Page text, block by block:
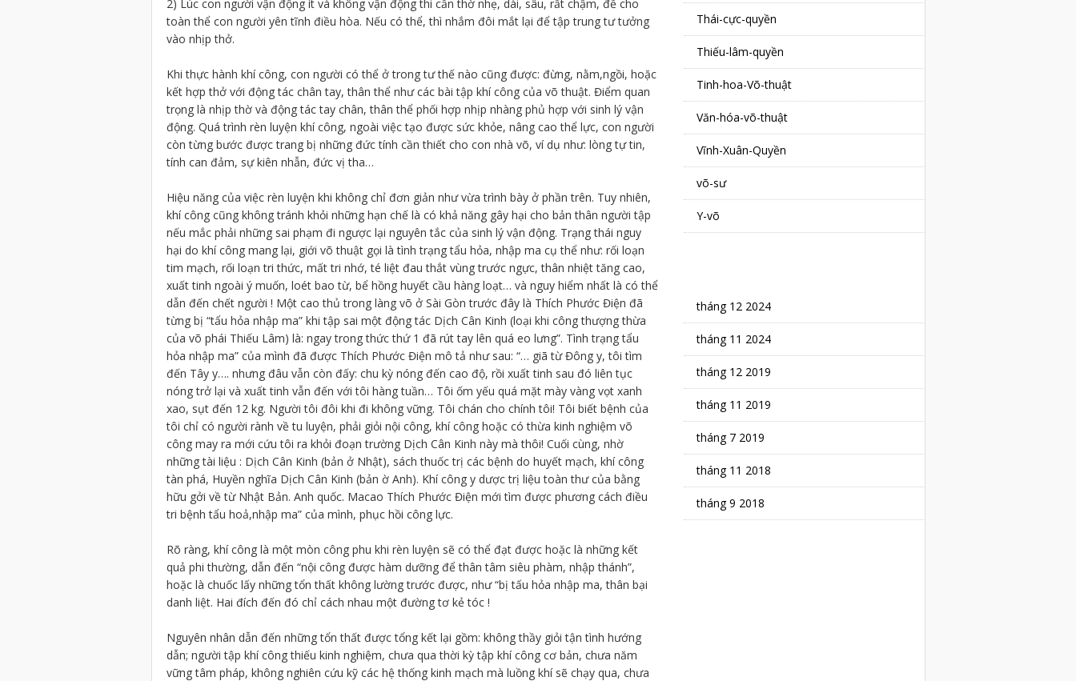
2) Lúc con người vận động ít và không vận động thi cần thờ nhẹ, dài, sâu, rất chậm, để cho
toàn thể con người yên tĩnh điều hòa. Nếu có thể, thì nhắm đôi mắt lại để tập trung tư tưởng
vào nhịp thở.
Khi thực hành khí công, con người có thể ở trong tư thế nào cũng được: đừng, nằm,ngồi, hoặc
kết hợp thở với động tác chân tay, thân thể như các bài tập khí công của võ thuật. Điểm quan
trọng là nhịp thờ và động tác tay chân, thân thể phối hợp nhịp nhàng phủ hợp với sinh lý vận
động. Quá trình rèn luyện khí công, ngoài việc tạo được sức khỏe, nâng cao thể lực, con người
còn từng bước được trang bị những đức tính cần thiết cho con nhà võ, ví dụ như: lòng tự tin,
tính can đảm, sự kiên nhẫn, đức vị tha…
Hiệu năng của việc rèn luyện khi không chỉ đơn giản như vừa trình bày ở phần trên. Tuy nhiên,
khí công cũng không tránh khỏi những hạn chế là có khả năng gây hại cho bản thân người tập
nếu mắc phải những sai phạm đi ngược lại nguyên tắc của sinh lý vận động. Trạng thái nguy
hại do khí công mang lại, giới võ thuật gọi là tình trạng tẩu hỏa, nhập ma cụ thể như: rối loạn
tim mạch, rối loạn tri thức, mất tri nhớ, té liệt đau thắt vùng trước ngực, thân nhiệt tăng cao,
xuất tinh ngoài ý muốn, loét bao từ, bể hồng huyết cầu hàng loạt… và nguy hiểm nhất là có thể
dẫn đến chết người ! Một cao thủ trong làng võ ở Sài Gòn trước đây là Thích Phước Điện đã
từng bị “tẩu hỏa nhập ma” khi tập sai một động tác Dịch Cân Kinh (loại khi công thượng thừa
của võ phái Thiếu Lâm) là: ngay trong thức thứ 1 đã rút tay lên quá eo lưng”. Tình trạng tẩu
hỏa nhập ma” của mình đã được Thích Phước Điện mô tả như sau: “… giã từ Đông y, tôi tìm
đến Tây y…. nhưng đâu vẫn còn đấy: chu kỳ nóng đến cao độ, rồi xuất tinh sau đó liên tục
nóng trở lại và xuất tinh vẫn đến với tôi hàng tuần… Tôi ốm yếu quá mặt mày vàng vọt xanh
xao, sụt đến 12 kg. Người tôi đôi khi đi không vững. Tôi chán cho chính tôi! Tôi biết bệnh của
tôi chỉ có người rành về tu luyện, phải giỏi nội công, khí công hoặc có thừa kinh nghiệm võ
công may ra mới cứu tôi ra khỏi đoạn trường Dịch Cân Kinh này mà thôi! Cuối cùng, nhờ
những tài liệu : Dịch Cân Kinh (bản ở Nhật), sách thuốc trị các bệnh do huyết mạch, khí công
tàn phá, Huyền nghĩa Dịch Cân Kinh (bản ờ Anh). Khí công y dược trị liệu toàn thư của bằng
hữu gởi về từ Nhật Bản. Anh quốc. Macao Thích Phước Điện mới tìm được phương cách điều
tri bệnh tẩu hoả,nhập ma” của mình, phục hồi công lực.
Rõ ràng, khí công là một mòn công phu khi rèn luyện sẽ có thể đạt được hoặc là những kết
quả phi thường, dẫn đến “nội công được hàm dưỡng để thân tâm siêu phàm, nhập thánh”,
hoặc là chuốc lấy những tổn thất không lường trước được, như “bị tấu hỏa nhập ma, thân bại
danh liệt. Hai đích đến đó chỉ cách nhau một đường tơ kẻ tóc !
Nguyên nhân dẫn đến những tổn thất được tổng kết lại gồm: không thầy giỏi tận tình hướng
dẫn; người tập khí công thiếu kinh nghiệm, chưa qua thời kỳ tập khí công cơ bản, chưa năm
vững tâm pháp, không nghiên cứu kỹ các hệ thống kinh mạch mà luồng khí sẽ chạy qua, chưa
Thái-cực-quyền
Thiếu-lâm-quyền
Tinh-hoa-Võ-thuật
Văn-hóa-võ-thuật
Vĩnh-Xuân-Quyền
võ-sư
Y-võ
tháng 12 2024
tháng 11 2024
tháng 12 2019
tháng 11 2019
tháng 7 2019
tháng 11 2018
tháng 9 2018